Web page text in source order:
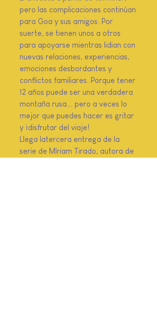
pero las complicaciones continúan
para Goa y sus amigos. Por
suerte, se tienen unos a otros
para apoyarse mientras lidian con
nuevas relaciones, experiencias,
emociones desbordantes y
conflictos familiares. Porque tener
12 años puede ser una verdadera
montaña rusa... pero a veces lo
mejor que puedes hacer es gritar
y ¡disfrutar del viaje!
Llega latercera entrega de la
serie de Míriam Tirado, autora de